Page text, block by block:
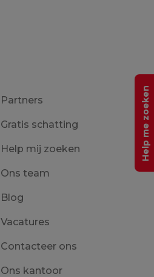
Partners
Gratis schatting
Help mij zoeken
Ons team
Blog
Vacatures
Contacteer ons
Ons kantoor
Help me zoeken